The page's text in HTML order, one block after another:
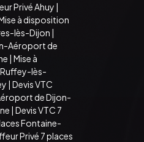
Privé Ahuy |
à disposition
lès-Dijon |
Aéroport de
| Mise à
Ruffey-lès-
| Devis VTC
de Dijon-
| Devis VTC 7
Fontaine-
Privé 7 places